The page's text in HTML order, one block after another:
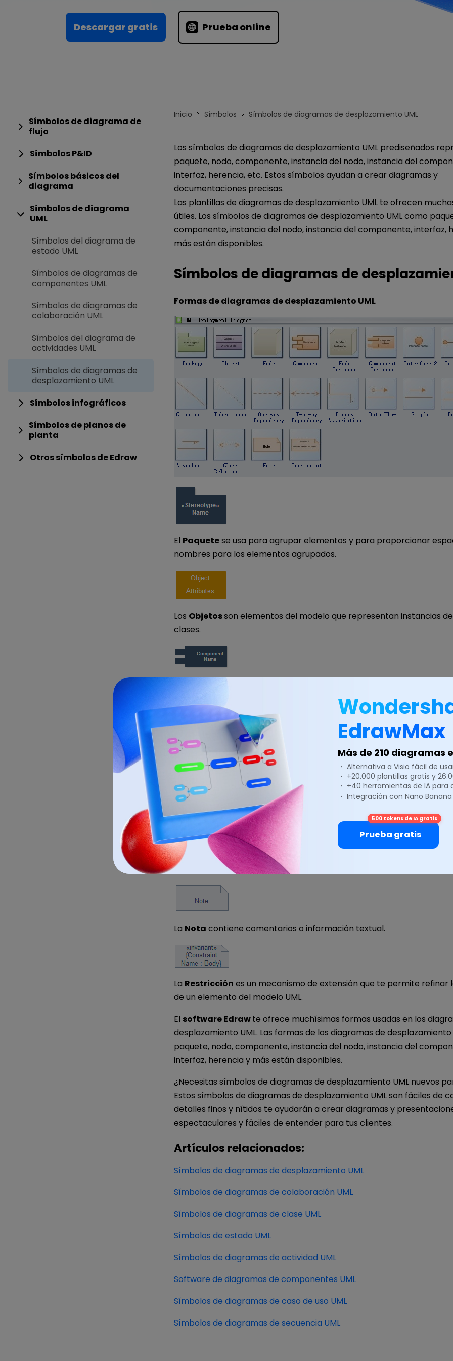
Centro de conocimientos
Descargar gratis Prueba online
Símbolos de diagrama de
flujo
Símbolos P&ID
Símbolos básicos del
diagrama
Símbolos de diagrama
UML
Símbolos del diagrama de
estado UML
Símbolos de diagramas de
componentes UML
Símbolos de diagramas de
colaboración UML
Símbolos del diagrama de
actividades UML
Símbolos de diagramas de
desplazamiento UML
Símbolos infográficos
Símbolos de planos de
planta
Otros símbolos de Edraw
Inicio Símbolos Símbolos de diagramas de desplazamiento UML
Los símbolos de diagramas de desplazamiento UML prediseñados
paquete, nodo, componente, instancia del nodo, instancia del
interfaz, herencia, etc. Estos símbolos ayudan a crear diagramas y
documentaciones precisas.
Las plantillas de diagramas de desplazamiento UML te ofrecen
útiles. Los símbolos de diagramas de desplazamiento UML como
componente, instancia del nodo, instancia del componente, interfaz,
más están disponibles.
Símbolos de diagramas de
Formas de diagramas de desplazamiento UML
El Paquetese usa para agrupar elementos y para proporcionar
nombres para los elementos agrupados.
Los Objetosson elementos del modelo que representan instancias
clases.
Componente
define su comportamiento en términos de interfaces proporcionadas
son elementos del modelo que definen conjuntos de
que otros elementos del modelo, como clases o componentes, deben
implementar.
ElFlujo de datoses un tipo de arquitectura basada en datos que
procesan y se transfieren los datos en un sistema.
La Nota contiene comentarios o información textual.
La Restricción es un mecanismo de extensión que te permite refinar
de un elemento del modelo UML.
El software Edrawte ofrece muchísimas formas usadas en los
desplazamiento UML. Las formas de los diagramas de desplazamiento
paquete, nodo, componente, instancia del nodo, instancia del
interfaz, herencia y más están disponibles.
¿Necesitas símbolos de diagramas de desplazamiento UML nuevos
Estos símbolos de diagramas de desplazamiento UML son fáciles de
detalles finos y nítidos te ayudarán a crear diagramas y
espectaculares y fáciles de entender para tus clientes.
Artículos relacionados:
Símbolos de diagramas de desplazamiento UML
Símbolos de diagramas de colaboración UML
Símbolos de diagramas de clase UML
Símbolos de estado UML
Símbolos de diagramas de actividad UML
Software de diagramas de componentes UML
Símbolos de diagramas de caso de uso UML
Símbolos de diagramas de secuencia UML
EdrawMax
Más de 210 diagramas
・ Alternativa a Visio fácil de
・ +20.000 plantillas gratis y
・ +40 herramientas de IA
・ Integración con Nano Banana
500 tokens de IA gratis
Prueba gratis